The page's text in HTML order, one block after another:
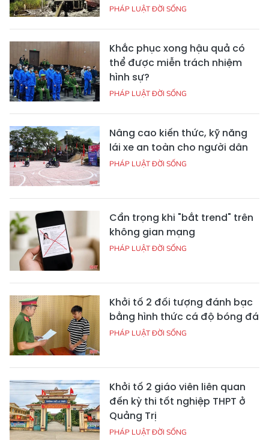
PHÁP LUẬT ĐỜI SỐNG
Khắc phục xong hậu quả có
thể được miễn trách nhiệm
hình sự?
PHÁP LUẬT ĐỜI SỐNG
Nâng cao kiến thức, kỹ năng
lái xe an toàn cho người dân
PHÁP LUẬT ĐỜI SỐNG
Cẩn trọng khi "bắt trend" trên
không gian mạng
PHÁP LUẬT ĐỜI SỐNG
Khởi tố 2 đối tượng đánh bạc
bằng hình thức cá độ bóng đá
PHÁP LUẬT ĐỜI SỐNG
Khởi tố 2 giáo viên liên quan
đến kỳ thi tốt nghiệp THPT ở
Quảng Trị
PHÁP LUẬT ĐỜI SỐNG